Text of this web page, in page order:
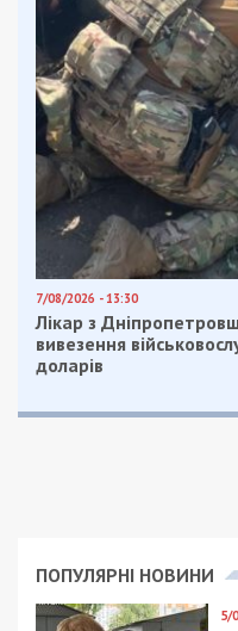
7/08/2026 - 13:30
Лікар з
вивезення
доларів
ПОПУЛЯРНІ НОВИНИ
5/